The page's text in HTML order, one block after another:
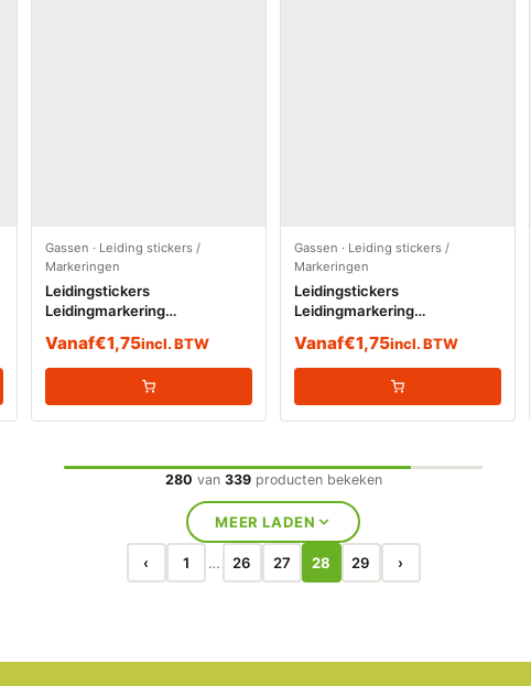
Gassen · Leiding stickers /
Markeringen
Leidingstickers
Leidingmarkering
Vanaf€1,75incl. BTW
Gassen · Leiding stickers /
Markeringen
Leidingstickers
Leidingmarkering
Vanaf€1,75incl. BTW
280 van 339producten bekeken
MEER LADEN
‹ 1 … 26 27 28 29 ›